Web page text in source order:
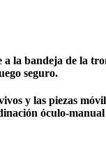
a la bandeja de la
seguro.
y las piezas
óculo-